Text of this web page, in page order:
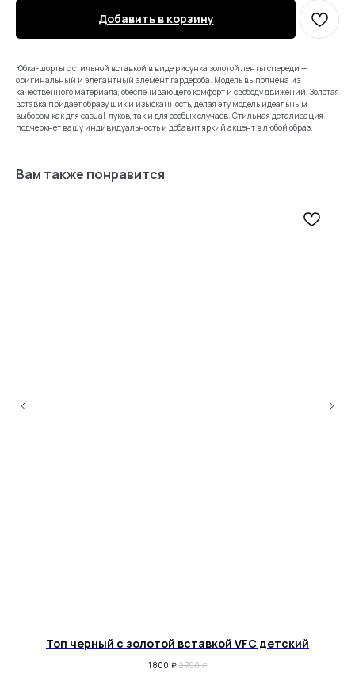
Добавить в корзину
Юбка-шорты с стильной вставкой в виде рисунка золотой ленты спереди —
оригинальный и элегантный элемент гардероба. Модель выполнена из
качественного материала, обеспечивающего комфорт и свободу движений. Золотая
вставка придает образу шик и изысканность, делая эту модель идеальным
выбором как для casual-луков, так и для особых случаев. Стильная детализация
подчеркнет вашу индивидуальность и добавит яркий акцент в любой образ.
Вам также понравится
Топ черный c золотой вставкой VFC детский
1 800 ₽ 2 700 ₽